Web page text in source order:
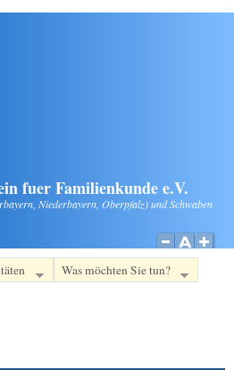
fuer Familienkunde e.V.
Niederbayern, Oberpfalz) und Schwaben
Was möchten Sie tun?